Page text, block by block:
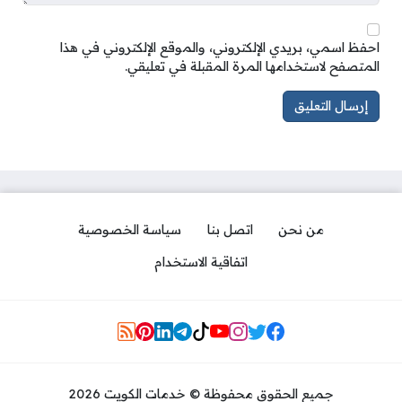
احفظ اسمي، بريدي الإلكتروني، والموقع الإلكتروني في هذا
المتصفح لاستخدامها المرة المقبلة في تعليقي.
من نحن اتصل بنا
سياسة الخصوصية
اتفاقية الاستخدام
Social Links
جميع الحقوق محفوظة © خدمات الكويت 2026